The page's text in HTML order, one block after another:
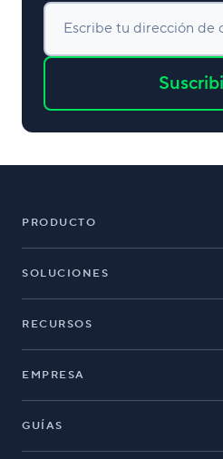
Escribe tu dirección de
PRODUCTO
SOLUCIONES
RECURSOS
EMPRESA
GUÍAS